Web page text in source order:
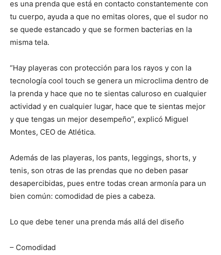
es una prenda que está en contacto constantemente con
tu cuerpo, ayuda a que no emitas olores, que el sudor no
se quede estancado y que se formen bacterias en la
misma tela.
“Hay playeras con protección para los rayos y con la
tecnología cool touch se genera un microclima dentro de
la prenda y hace que no te sientas caluroso en cualquier
actividad y en cualquier lugar, hace que te sientas mejor
y que tengas un mejor desempeño”, explicó Miguel
Montes, CEO de Atlética.
Además de las playeras, los pants, leggings, shorts, y
tenis, son otras de las prendas que no deben pasar
desapercibidas, pues entre todas crean armonía para un
bien común: comodidad de pies a cabeza.
Lo que debe tener una prenda más allá del diseño
– Comodidad